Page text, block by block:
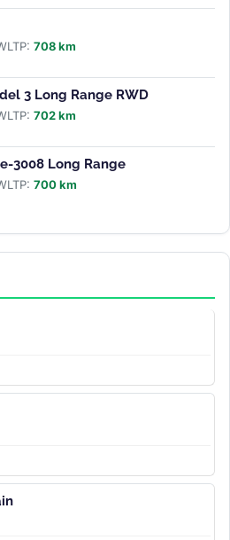
708 km
3 Long Range RWD
702 km
3008 Long Range
700 km